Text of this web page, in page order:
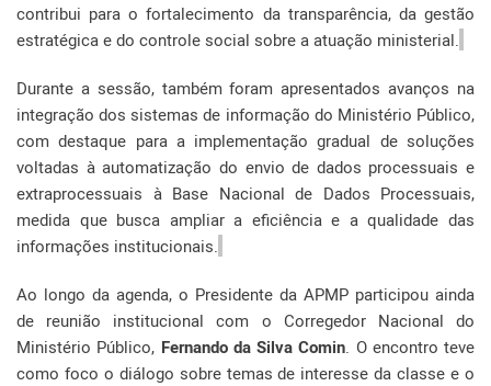
contribui para o fortalecimento da transparência, da gestão
estratégica e do controle social sobre a atuação ministerial.
Durante a sessão, também foram apresentados avanços na
integração dos sistemas de informação do Ministério Público,
com destaque para a implementação gradual de soluções
voltadas à automatização do envio de dados processuais e
extraprocessuais à Base Nacional de Dados Processuais,
medida que busca ampliar a eficiência e a qualidade das
informações institucionais.
Ao longo da agenda, o Presidente da APMP participou ainda
de reunião institucional com o Corregedor Nacional do
Ministério Público, Fernando da Silva Comin. O encontro teve
como foco o diálogo sobre temas de interesse da classe e o